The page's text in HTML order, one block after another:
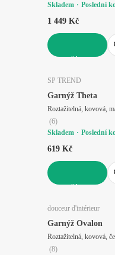
Skladem
Poslední
1 449 Kč
SP TREND
Garnýž Theta
Roztažitelná, kovová,
(6)
Skladem
Poslední
619 Kč
douceur d'intérieur
Garnýž Ovalon
Roztažitelná, kovová,
(8)